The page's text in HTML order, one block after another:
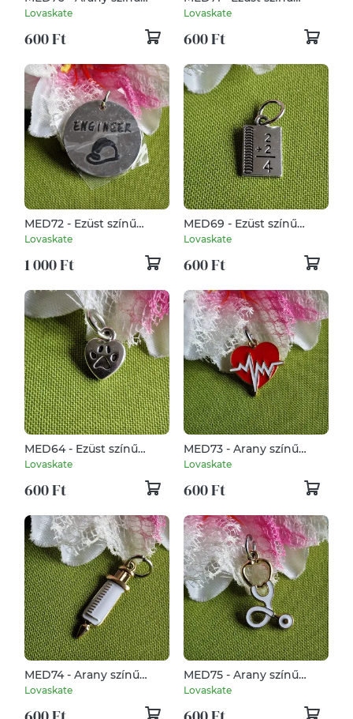
egyészségügy medál
Lovaskate
600 Ft
mérnök medál 4x24mm
Lovaskate
600 Ft
MED72 - Ezüst színű
mérnök medál Ø30 mm
Lovaskate
1 000 Ft
MED69 - Ezüst színű
mérnök medál 11x18mm -
Lovaskate
600 Ft
MED64 - Ezüst színű
kutyabarát medál
szív: mancs + dog
Lovaskate
600 Ft
MED73 - Arany színű
egyészségügy medál
szíven
Lovaskate
600 Ft
MED74 - Arany színű
egyészségügy medál
injekcióstű
Lovaskate
MED75 - Arany színű
egyészségügy medál
Lovaskate